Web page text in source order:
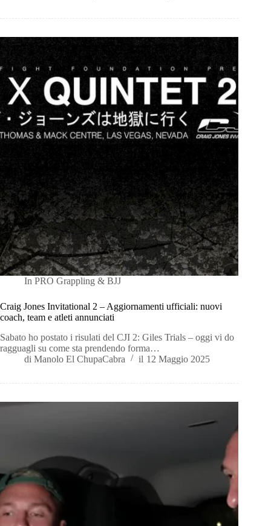
In PRO Grappling & BJJ
Craig Jones Invitational 2 – Aggiornamenti ufficiali: nuovi
coach, team e atleti annunciati
Sabato ho postato i risulati del CJI 2: Giles Trials – oggi vi do
ragguagli su come sta prendendo forma…
di Manolo El ChupaCabra il 12 Maggio 2025